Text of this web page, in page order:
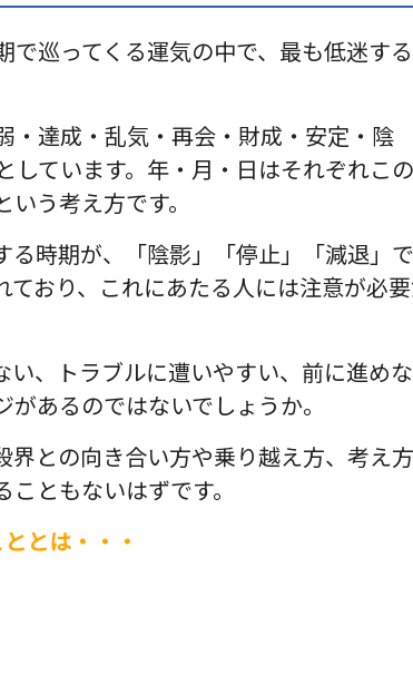
巡ってくる運気の中で、最も低迷する
・達成・乱気・再会・財成・安定・陰
ています。年・月・日はそれぞれこの
う考え方です。
時期が、「陰影」「停止」「減退」で
おり、これにあたる人には注意が必
、トラブルに遭いやすい、前に進めな
あるのではないでしょうか。
界との向き合い方や乗り越え方、考え方
ともないはずです。
とは・・・